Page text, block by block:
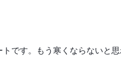
です。もう寒くならないと